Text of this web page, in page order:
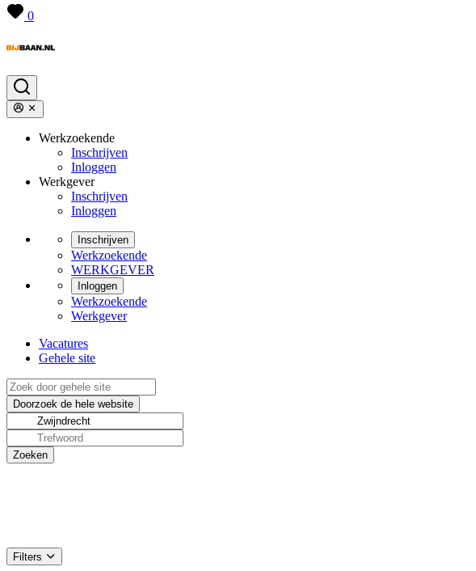
0
Werkzoekende
Inschrijven
Inloggen
Werkgever
Inschrijven
Inloggen
Inschrijven
Werkzoekende
WERKGEVER
Inloggen
Werkzoekende
Werkgever
Vacatures
Gehele site
Filters